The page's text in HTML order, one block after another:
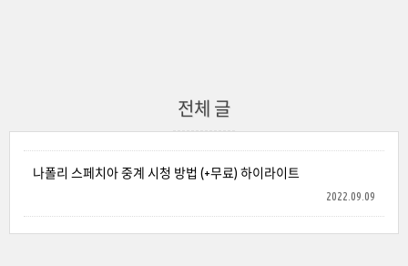
전체 글
나폴리 스페치아 중계 시청 방법 (+무료) 하이라이트
2022.09.09